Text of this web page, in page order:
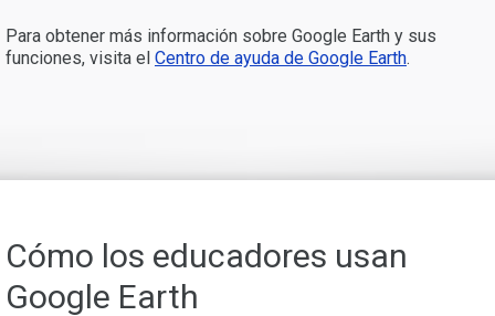
Para obtener más información sobre Google Earth y sus
funciones, visita el Centro de ayuda de Google Earth.
Cómo los educadores usan
Google Earth